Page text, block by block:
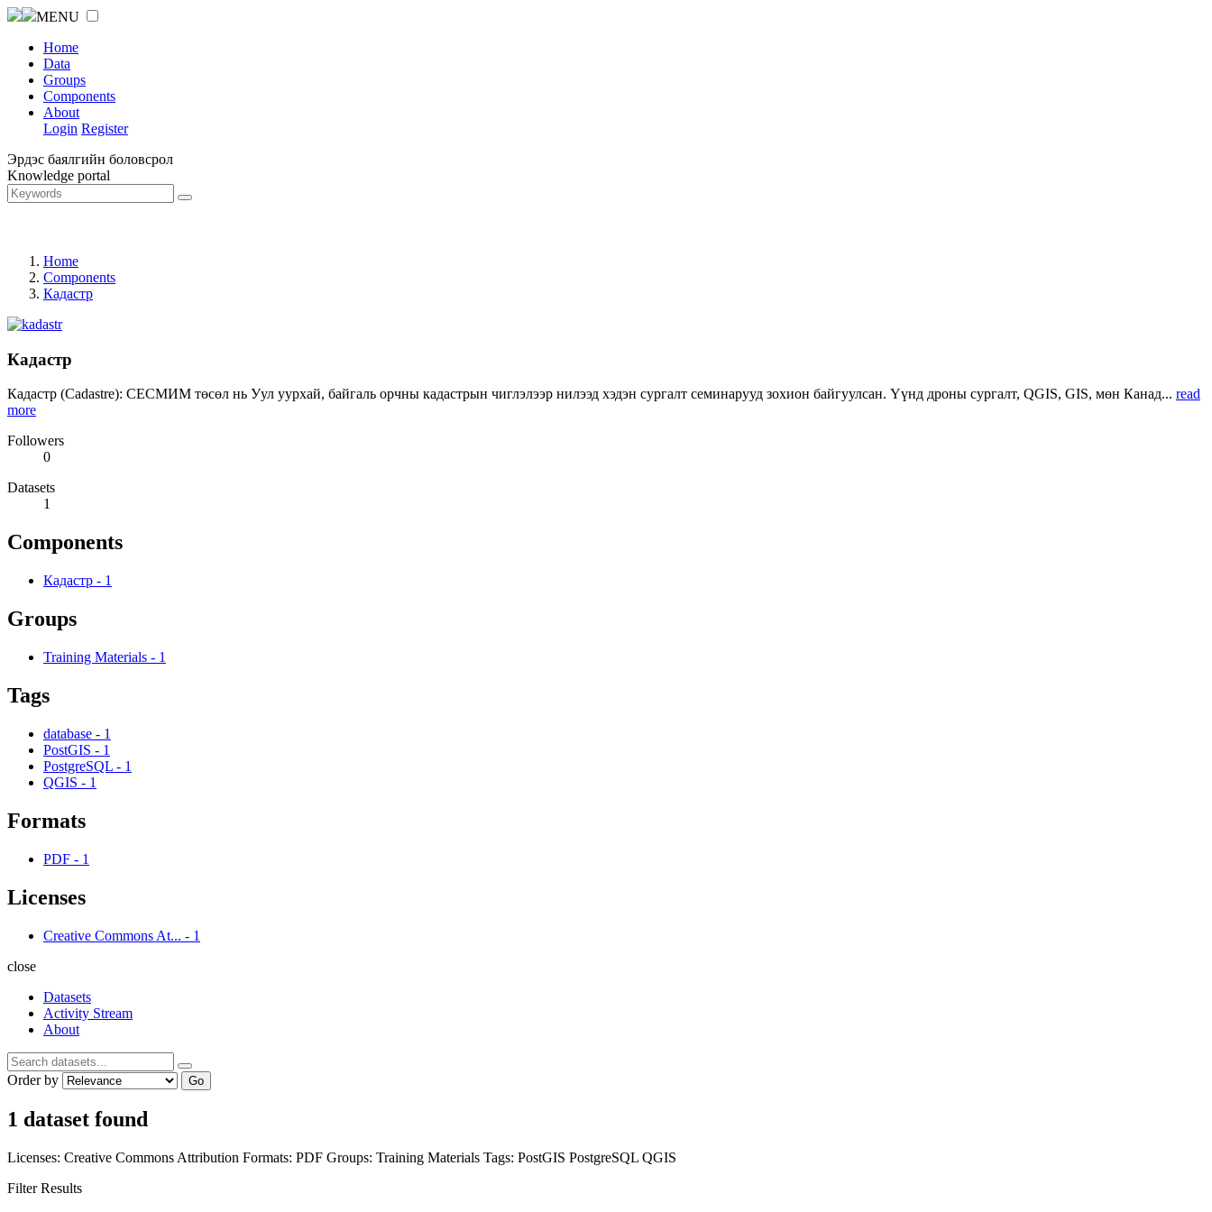
MENU
Home
Data
Groups
Components
About
Login Register
Эрдэс баялгийн боловсрол
Knowledge portal
Home
Components
Кадастр
Кадастр
Кадастр (Cadastre): СЕСМИМ төсөл нь Уул уурхай, байгаль орчны кадастрын чиглэлээр нилээд хэдэн сургалт семинарууд зохион байгуулсан. Үүнд дроны сургалт, QGIS, GIS, мөн Канад... read
more
Followers
0
Datasets
1
Components
Кадастр - 1
Groups
Training Materials - 1
Tags
database - 1
PostGIS - 1
PostgreSQL - 1
QGIS - 1
Formats
PDF - 1
Licenses
Creative Commons At... - 1
close
Datasets
Activity Stream
About
Order by Go
1 dataset found
Licenses: Creative Commons Attribution Formats: PDF Groups: Training Materials Tags: PostGIS PostgreSQL QGIS
Filter Results